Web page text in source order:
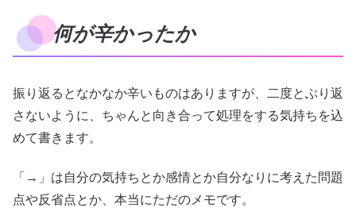
何が辛かったか
振り返るとなかなか辛いものはありますが、二度とぶり返
さないように、ちゃんと向き合って処理をする気持ちを込
めて書きます。
「→」は自分の気持ちとか感情とか自分なりに考えた問題
点や反省点とか、本当にただのメモです。